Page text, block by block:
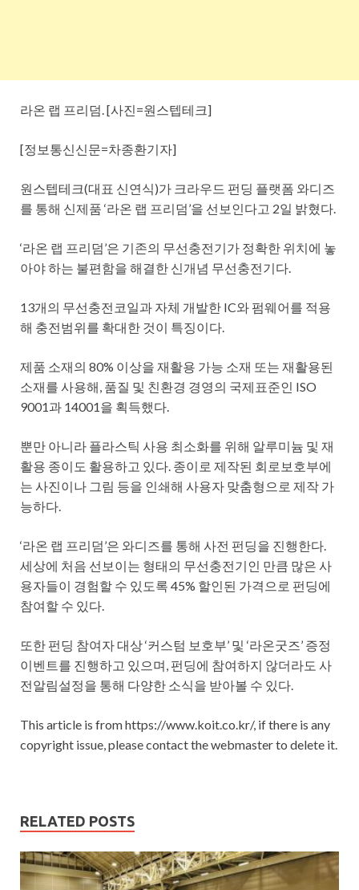
라온 랩 프리덤. [사진=원스텝테크]
[정보통신신문=차종환기자]
원스텝테크(대표 신연식)가 크라우드 펀딩 플랫폼 와디즈
를 통해 신제품 ‘라온 랩 프리덤’을 선보인다고 2일 밝혔다.
‘라온 랩 프리덤’은 기존의 무선충전기가 정확한 위치에 놓
아야 하는 불편함을 해결한 신개념 무선충전기다.
13개의 무선충전코일과 자체 개발한 IC와 펌웨어를 적용
해 충전범위를 확대한 것이 특징이다.
제품 소재의 80% 이상을 재활용 가능 소재 또는 재활용된
소재를 사용해, 품질 및 친환경 경영의 국제표준인 ISO
9001과 14001을 획득했다.
뿐만 아니라 플라스틱 사용 최소화를 위해 알루미늄 및 재
활용 종이도 활용하고 있다. 종이로 제작된 회로보호부에
는 사진이나 그림 등을 인쇄해 사용자 맞춤형으로 제작 가
능하다.
‘라온 랩 프리덤’은 와디즈를 통해 사전 펀딩을 진행한다.
세상에 처음 선보이는 형태의 무선충전기인 만큼 많은 사
용자들이 경험할 수 있도록 45% 할인된 가격으로 펀딩에
참여할 수 있다.
또한 펀딩 참여자 대상 ‘커스텀 보호부’ 및 ‘라온굿즈’ 증정
이벤트를 진행하고 있으며, 펀딩에 참여하지 않더라도 사
전알림설정을 통해 다양한 소식을 받아볼 수 있다.
This article is from https://www.koit.co.kr/, if there is any
copyright issue, please contact the webmaster to delete it.
RELATED POSTS